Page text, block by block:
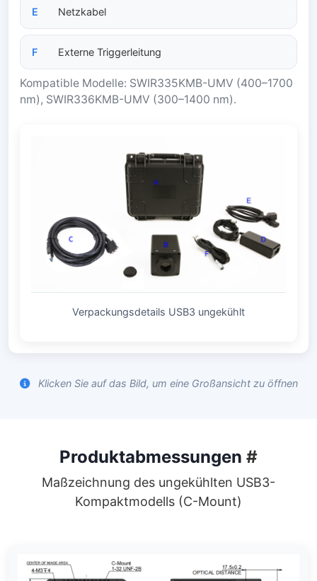
E Netzkabel
F Externe Triggerleitung
Kompatible Modelle: SWIR335KMB-UMV (400–1700
nm), SWIR336KMB-UMV (300–1400 nm).
Verpackungsdetails USB3 ungekühlt
Klicken Sie auf das Bild, um eine Großansicht zu öffnen
Produktabmessungen #
Maßzeichnung des ungekühlten USB3-
Kompaktmodells (C-Mount)